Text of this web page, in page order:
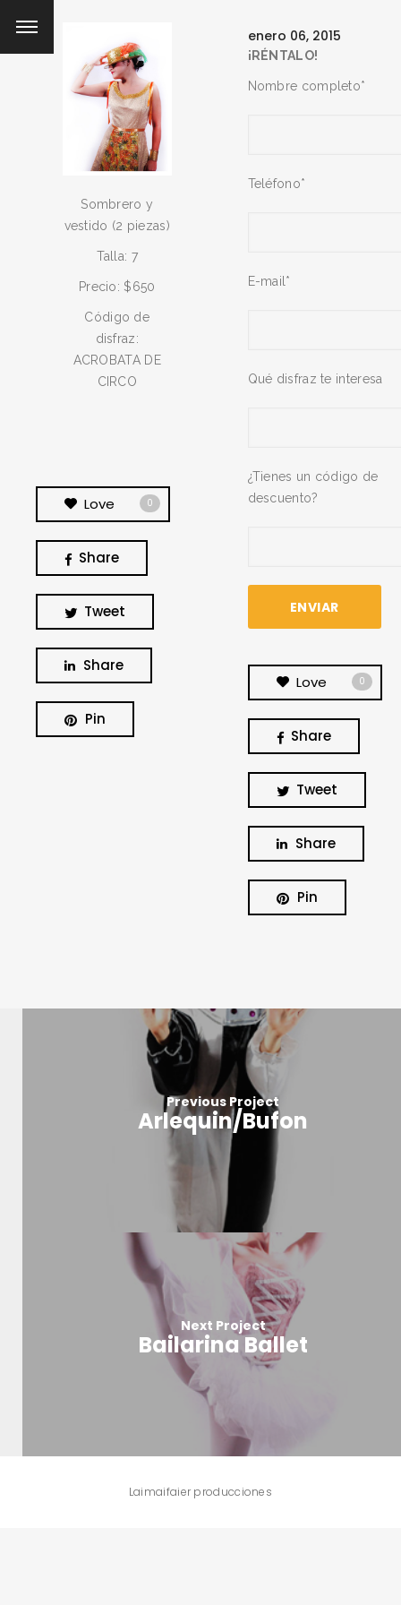
Sombrero y
vestido (2 piezas)
Talla: 7
Precio: $650
Código de
disfraz:
ACROBATA DE
CIRCO
Love 0
Share
Tweet
Share
Pin
enero 06, 2015
¡RÉNTALO!
Nombre completo*
Teléfono*
E-mail*
Qué disfraz te interesa
¿Tienes un código de
descuento?
Love 0
Share
Tweet
Share
Pin
Previous Project
Arlequin/Bufon
Next Project
Bailarina Ballet
Laimaifaier producciones